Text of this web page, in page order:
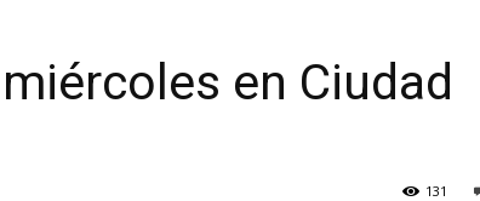
en Ciudad
131